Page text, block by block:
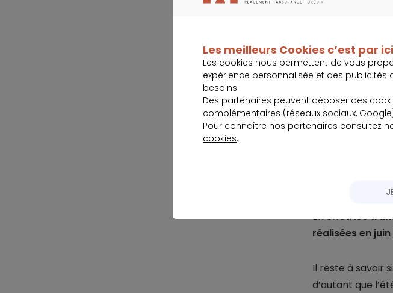
Une
En dépit de
En effet,les
réalisées en juin
Il reste à savoir
d’autant que
Les meilleurs Cookies c’est par
Les cookies nous permettent de vous
expérience personnalisée et des publicités
besoins.
Des partenaires peuvent déposer des
complémentaires (réseaux sociaux,
Pour connaître nos partenaires consultez
cookies.